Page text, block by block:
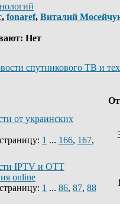
, fonaref, Виталий
Нет
спутникового ТВ и
от украинских
1 ... 166, 167,
IPTV и OTT
online
1 ... 86, 87, 88